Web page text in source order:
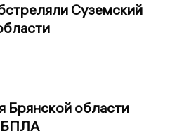
Суземский
Брянской области
БПЛА